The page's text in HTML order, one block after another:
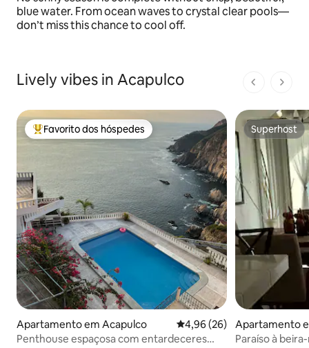
blue water. From ocean waves to crystal clear pools—
don’t miss this chance to cool off.
Lively vibes in Acapulco
1 de 1
Favoritos dos hóspedes mais apreciados
Favorito dos hóspedes
Apartamento em Acapulco
Penthouse espaçosa com entardeceres
Classificação média de
4,96 (26)
Superhost
Superhost
Apartamento
Paraíso à